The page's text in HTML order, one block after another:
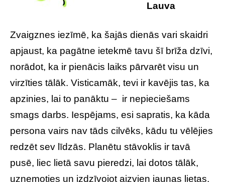
Lauva
Zvaigznes iezīmē, ka šajās dienās vari skaidri
apjaust, ka pagātne ietekmē tavu šī brīža dzīvi,
norādot, ka ir pienācis laiks pārvarēt visu un
virzīties tālāk. Visticamāk, tevi ir kavējis tas, ka
apzinies, lai to panāktu – ir nepieciešams
smags darbs. Iespējams, esi sapratis, ka kāda
persona vairs nav tāds cilvēks, kādu tu vēlējies
redzēt sev līdzās. Planētu stāvoklis ir tavā
pusē, liec lietā savu pieredzi, lai dotos tālāk,
uzņemoties un izdzīvojot aizvien jaunas lietas,